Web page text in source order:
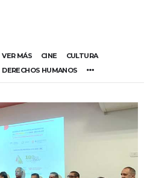
VER MÁS CINE
CULTURA
DERECHOS HUMANOS